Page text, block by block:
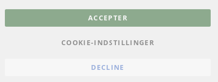
ACCEPTER
COOKIE-INDSTILLINGER
DECLINE